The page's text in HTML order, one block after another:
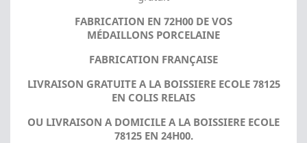
FABRICATION EN 72H00 DE VOS
MÉDAILLONS PORCELAINE
FABRICATION FRANÇAISE
LIVRAISON GRATUITE A LA BOISSIERE ECOLE 78125
EN COLIS RELAIS
OU LIVRAISON A DOMICILE A LA BOISSIERE ECOLE
78125 EN 24H00.